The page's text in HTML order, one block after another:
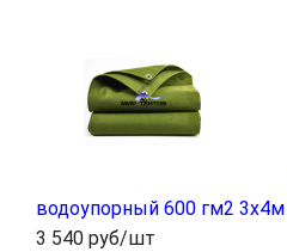
водоупорный 600 гм2 3x4м
3 540 руб/шт